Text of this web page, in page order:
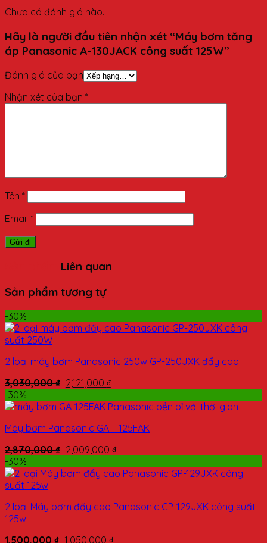
Chưa có đánh giá nào.
Hãy là người đầu tiên nhận xét “Máy bơm tăng
áp Panasonic A-130JACK công suất 125W”
Đánh giá của bạn
Nhận xét của bạn *
Tên *
Email *
Liên quan
Sản phẩm tương tự
-30%
2 loại máy bơm Panasonic 250w GP-250JXK đẩy cao
3,030,000₫ 2,121,000 ₫
-30%
Máy bơm Panasonic GA – 125FAK
2,870,000₫ 2,009,000 ₫
-30%
2 loại Máy bơm đẩy cao Panasonic GP-129JXK công suất
125w
1,500,000₫ 1,050,000 ₫